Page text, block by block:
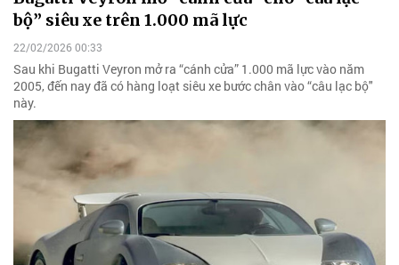
bộ” siêu xe trên 1.000 mã lực
22/02/2026 00:33
Sau khi Bugatti Veyron mở ra “cánh cửa” 1.000 mã lực vào năm
2005, đến nay đã có hàng loạt siêu xe bước chân vào “câu lạc bộ"
này.